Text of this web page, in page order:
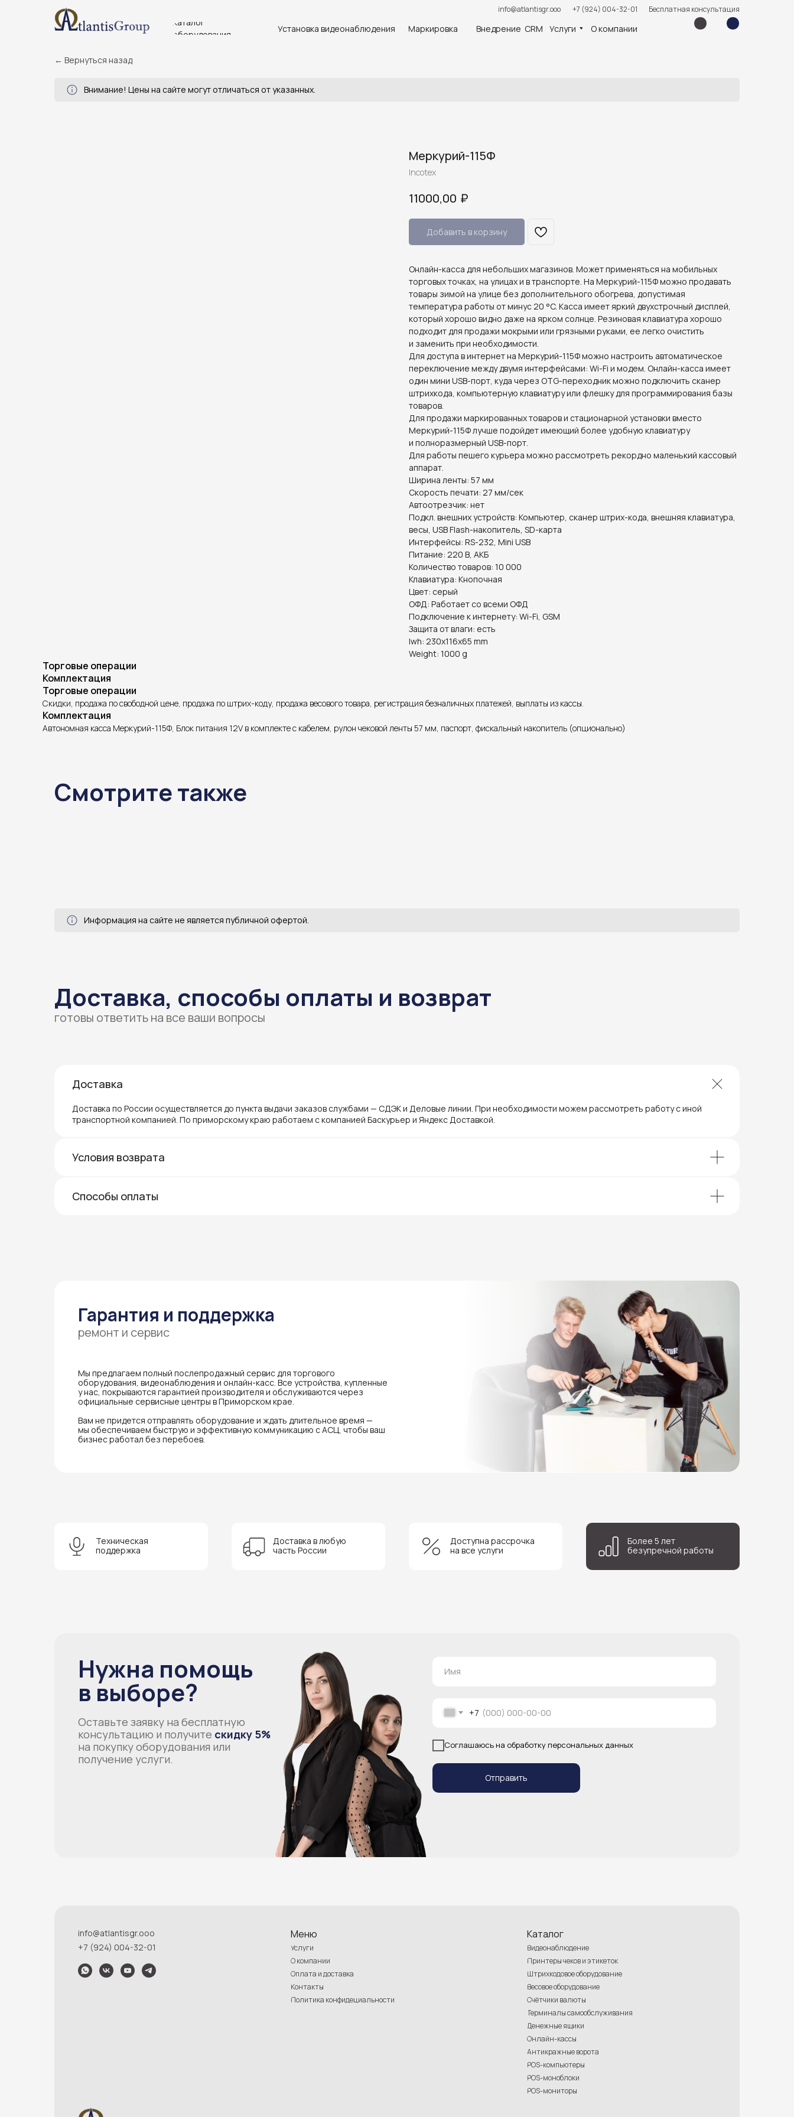
Бесплатная консультация
+7 (924) 004-32-01
info@atlantisgr.ooo
Установка видеонаблюдения
Каталог
оборудования
Маркировка Услуги О компании
Внедрение CRM
← Вернуться назад
Внимание! Цены на сайте могут отличаться от указанных.
Меркурий-115Ф
Incotex
11000,00 ₽
Добавить в корзину
Онлайн-касса для небольших магазинов. Может применяться на мобильных
торговых точках, на улицах и в транспорте. На Меркурий-115Ф можно продавать
товары зимой на улице без дополнительного обогрева, допустимая
температура работы от минус 20 °C. Касса имеет яркий двухстрочный дисплей,
который хорошо видно даже на ярком солнце. Резиновая клавиатура хорошо
подходит для продажи мокрыми или грязными руками, ее легко очистить
и заменить при необходимости.
Для доступа в интернет на Меркурий-115Ф можно настроить автоматическое
переключение между двумя интерфейсами: Wi-Fi и модем. Онлайн-касса имеет
один мини USB-порт, куда через OTG-переходник можно подключить сканер
штрихкода, компьютерную клавиатуру или флешку для программирования базы
товаров.
Для продажи маркированных товаров и стационарной установки вместо
Меркурий-115Ф лучше подойдет имеющий более удобную клавиатуру
и полноразмерный USB-порт.
Для работы пешего курьера можно рассмотреть рекордно маленький кассовый
аппарат.
Ширина ленты: 57 мм
Скорость печати: 27 мм/сек
Автоотрезчик: нет
Подкл. внешних устройств: Компьютер, сканер штрих-кода, внешняя клавиатура,
весы, USB Flash-накопитель, SD-карта
Интерфейсы: RS-232, Mini USB
Питание: 220 В, АКБ
Количество товаров: 10 000
Клавиатура: Кнопочная
Цвет: серый
ОФД: Работает со всеми ОФД
Подключение к интернету: Wi-Fi, GSM
Защита от влаги: есть
lwh: 230x116x65 mm
Weight: 1000 g
Торговые операции
Комплектация
Торговые операции
Скидки, продажа по свободной цене, продажа по штрих-коду, продажа весового товара, регистрация безналичных платежей, выплаты из кассы.
Комплектация
Автономная касса Меркурий-115Ф, Блок питания 12V в комплекте с кабелем, рулон чековой ленты 57 мм, паспорт, фискальный накопитель (опционально)
Смотрите также
Информация на сайте не является публичной офертой.
Доставка, способы оплаты и возврат
готовы ответить на все ваши вопросы
Доставка
Доставка по России осуществляется до пункта выдачи заказов службами — СДЭК и Деловые линии. При необходимости можем рассмотреть работу с иной
транспортной компанией. По приморскому краю работаем с компанией Баскурьер и Яндекс Доставкой.
Условия возврата
Способы оплаты
Гарантия и поддержка
Мы предлагаем полный послепродажный сервис для торгового
оборудования, видеонаблюдения и онлайн-касс. Все устройства, купленные
у нас, покрываются гарантией производителя и обслуживаются через
официальные сервисные центры в Приморском крае.
Вам не придется отправлять оборудование и ждать длительное время —
мы обеспечиваем быструю и эффективную коммуникацию с АСЦ, чтобы ваш
бизнес работал без перебоев.
ремонт и сервис
Техническая
поддержка
Доставка в любую
часть России
Доступна рассрочка
на все услуги
Более 5 лет
безупречной работы
Нужна помощь
в выборе?
Оставьте заявку на бесплатную
консультацию и получите скидку 5%
на покупку оборудования или
получение услуги.
+7
Соглашаюсь на обработку персональных данных
Отправить
+7 (924) 004-32-01
info@atlantisgr.ooo
Видеонаблюдение
Принтеры чеков и этикеток
Услуги
О компании
Оплата и доставка
Контакты
Меню
Политика конфидециальности
Каталог
Штрихкодовое оборудование
Весовое оборудование
Счётчики валюты
Терминалы самообслуживания
Денежные ящики
Онлайн-кассы
Антикражные ворота
POS-компьютеры
POS-моноблоки
POS-мониторы